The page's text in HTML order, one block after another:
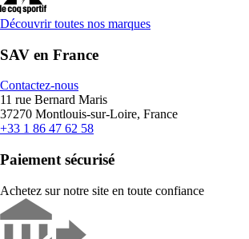
Découvrir toutes nos marques
SAV en France
Contactez-nous
11 rue Bernard Maris
37270 Montlouis-sur-Loire, France
+33 1 86 47 62 58
Paiement sécurisé
Achetez sur notre site en toute confiance